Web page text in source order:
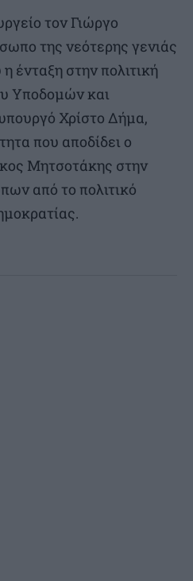
τον Γιώργο
της νεότερης γενιάς
ένταξη στην πολιτική
Υποδομών και
Χρίστο Δήμα,
που αποδίδει ο
Μητσοτάκης στην
από το πολιτικό